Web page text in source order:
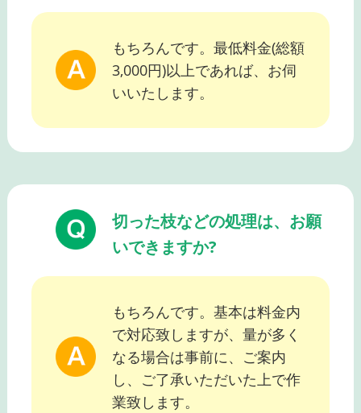
もちろんです。最低料金(総額
3,000円)以上であれば、お伺
いいたします。
切った枝などの処理は、お願
いできますか?
もちろんです。基本は料金内
で対応致しますが、量が多く
なる場合は事前に、ご案内
し、ご了承いただいた上で作
業致します。